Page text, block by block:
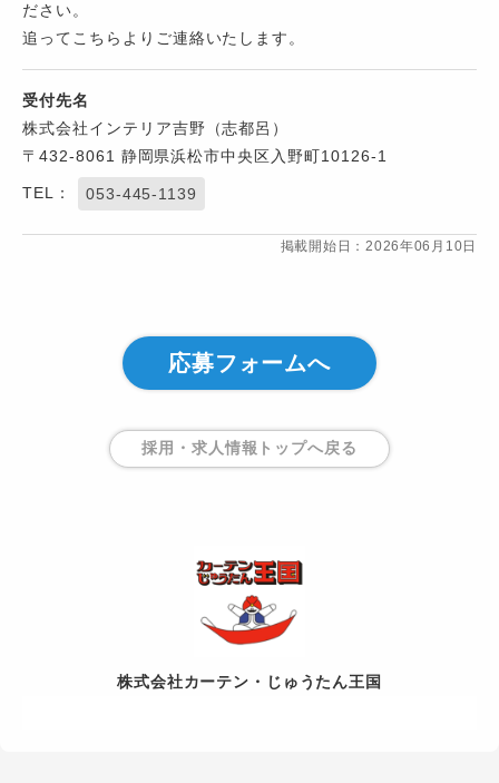
ださい。
追ってこちらよりご連絡いたします。
受付先名
株式会社インテリア吉野（志都呂）
〒432-8061 静岡県浜松市中央区入野町10126-1
TEL： 053-445-1139
掲載開始日：2026年06月10日
応募フォームへ
採用・求人情報トップへ戻る
株式会社カーテン・じゅうたん王国